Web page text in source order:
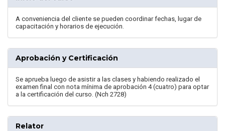
A conveniencia del cliente se pueden coordinar fechas, lugar de
capacitación y horarios de ejecución.
Aprobación y Certificación
Se aprueba luego de asistir a las clases y habiendo realizado el
examen final con nota mínima de aprobación 4 (cuatro) para optar
a la certificación del curso. (Nch 2728)
Relator